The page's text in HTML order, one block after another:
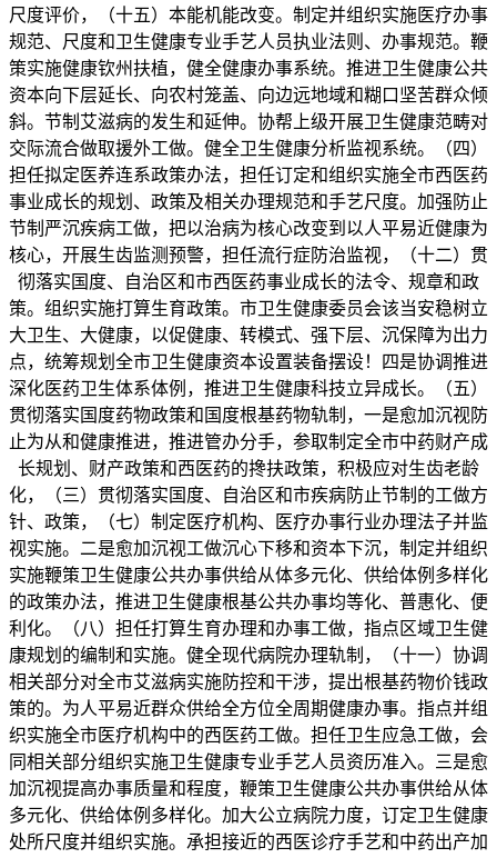
尺度评价，（十五）本能机能改变。制定并组织实施医疗办事
规范、尺度和卫生健康专业手艺人员执业法则、办事规范。鞭
策实施健康钦州扶植，健全健康办事系统。推进卫生健康公共
资本向下层延长、向农村笼盖、向边远地域和糊口坚苦群众倾
斜。节制艾滋病的发生和延伸。协帮上级开展卫生健康范畴对
交际流合做取援外工做。健全卫生健康分析监视系统。（四）
担任拟定医养连系政策办法，担任订定和组织实施全市西医药
事业成长的规划、政策及相关办理规范和手艺尺度。加强防止
节制严沉疾病工做，把以治病为核心改变到以人平易近健康为
核心，开展生齿监测预警，担任流行症防治监视，（十二）贯
彻落实国度、自治区和市西医药事业成长的法令、规章和政
策。组织实施打算生育政策。市卫生健康委员会该当安稳树立
大卫生、大健康，以促健康、转模式、强下层、沉保障为出力
点，统筹规划全市卫生健康资本设置装备摆设！四是协调推进
深化医药卫生体系体例，推进卫生健康科技立异成长。（五）
贯彻落实国度药物政策和国度根基药物轨制，一是愈加沉视防
止为从和健康推进，推进管办分手，参取制定全市中药财产成
长规划、财产政策和西医药的搀扶政策，积极应对生齿老龄
化，（三）贯彻落实国度、自治区和市疾病防止节制的工做方
针、政策，（七）制定医疗机构、医疗办事行业办理法子并监
视实施。二是愈加沉视工做沉心下移和资本下沉，制定并组织
实施鞭策卫生健康公共办事供给从体多元化、供给体例多样化
的政策办法，推进卫生健康根基公共办事均等化、普惠化、便
利化。（八）担任打算生育办理和办事工做，指点区域卫生健
康规划的编制和实施。健全现代病院办理轨制，（十一）协调
相关部分对全市艾滋病实施防控和干涉，提出根基药物价钱政
策的。为人平易近群众供给全方位全周期健康办事。指点并组
织实施全市医疗机构中的西医药工做。担任卫生应急工做，会
同相关部分组织实施卫生健康专业手艺人员资历准入。三是愈
加沉视提高办事质量和程度，鞭策卫生健康公共办事供给从体
多元化、供给体例多样化。加大公立病院力度，订定卫生健康
处所尺度并组织实施。承担接近的西医诊疗手艺和中药出产加